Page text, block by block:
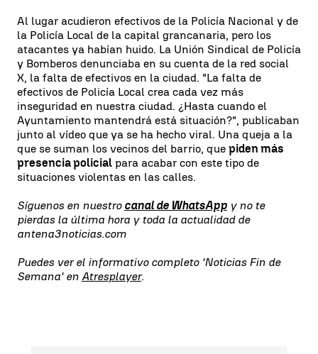
Al lugar acudieron efectivos de la Policía Nacional y de
la Policía Local de la capital grancanaria, pero los
atacantes ya habían huido. La Unión Sindical de Policía
y Bomberos denunciaba en su cuenta de la red social
X, la falta de efectivos en la ciudad. "La falta de
efectivos de Policía Local crea cada vez más
inseguridad en nuestra ciudad. ¿Hasta cuando el
Ayuntamiento mantendrá está situación?", publicaban
junto al vídeo que ya se ha hecho viral. Una queja a la
que se suman los vecinos del barrio, que piden más
presencia policial para acabar con este tipo de
situaciones violentas en las calles.
Síguenos en nuestro canal de WhatsApp y no te
pierdas la última hora y toda la actualidad de
antena3noticias.com
Puedes ver el informativo completo 'Noticias Fin de
Semana' en Atresplayer.